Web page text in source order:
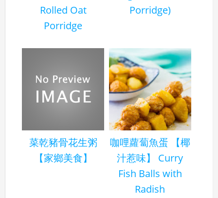
Rolled Oat
Porridge
Porridge)
菜乾豬骨花生粥
【家鄉美食】
咖哩蘿蔔魚蛋 【椰
汁惹味】 Curry
Fish Balls with
Radish